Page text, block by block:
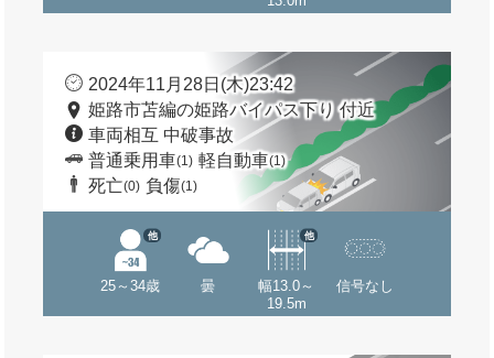
2024年11月28日(木)23:42
姫路市苫編の姫路バイパス下り 付近
車両相互 中破事故
普通乗用車(1) 軽自動車(1)
死亡(0) 負傷(1)
25～34歳
他
曇
幅13.0～
19.5m
他
信号なし